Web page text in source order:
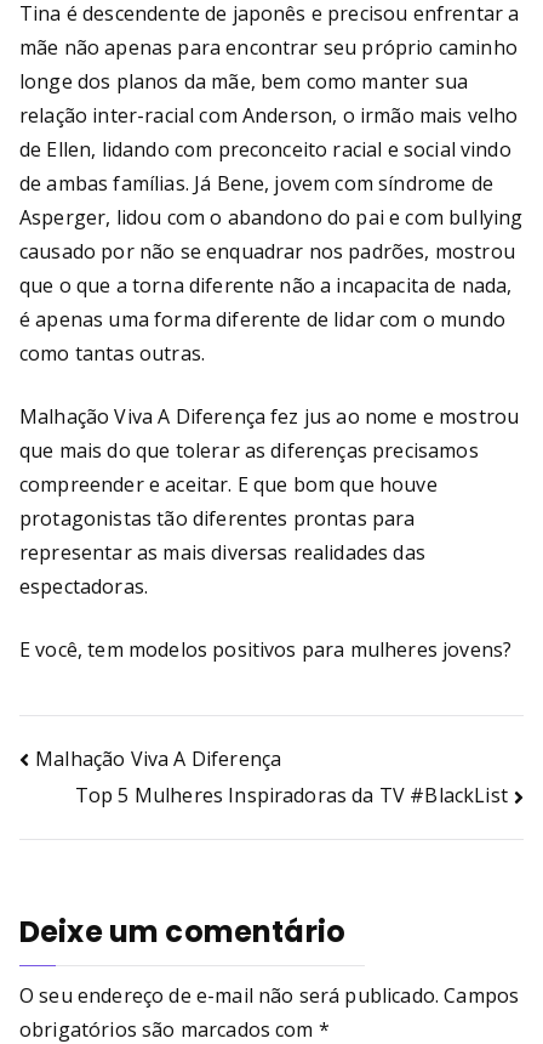
Tina é descendente de japonês e precisou enfrentar a
mãe não apenas para encontrar seu próprio caminho
longe dos planos da mãe, bem como manter sua
relação inter-racial com Anderson, o irmão mais velho
de Ellen, lidando com preconceito racial e social vindo
de ambas famílias. Já Bene, jovem com síndrome de
Asperger, lidou com o abandono do pai e com bullying
causado por não se enquadrar nos padrões, mostrou
que o que a torna diferente não a incapacita de nada,
é apenas uma forma diferente de lidar com o mundo
como tantas outras.
Malhação Viva A Diferença fez jus ao nome e mostrou
que mais do que tolerar as diferenças precisamos
compreender e aceitar. E que bom que houve
protagonistas tão diferentes prontas para
representar as mais diversas realidades das
espectadoras.
E você, tem modelos positivos para mulheres jovens?
Malhação Viva A Diferença
Top 5 Mulheres Inspiradoras da TV #BlackList
Deixe um comentário
O seu endereço de e-mail não será publicado. Campos
obrigatórios são marcados com *